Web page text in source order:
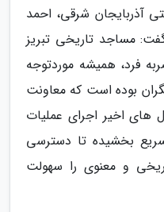
آذربایجان شرقی، احمد
مساجد تاریخی تبریز
فرد، همیشه موردتوجه
بوده است که معاونت
های اخیر اجرای عملیات
بخشیده تا دسترسی
و معنوی را سهولت